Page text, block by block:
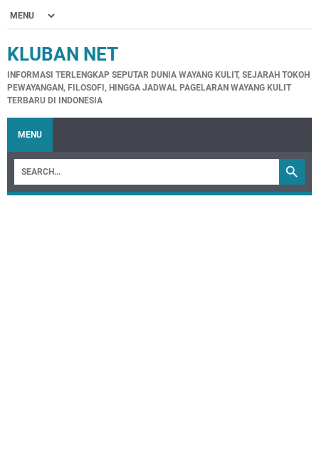
KLUBAN NET
INFORMASI TERLENGKAP SEPUTAR DUNIA WAYANG KULIT, SEJARAH TOKOH
PEWAYANGAN, FILOSOFI, HINGGA JADWAL PAGELARAN WAYANG KULIT
TERBARU DI INDONESIA
MENU